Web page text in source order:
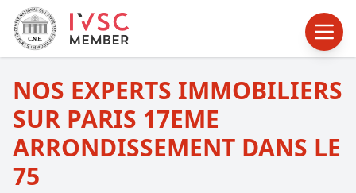
NOS EXPERTS IMMOBILIERS
SUR PARIS 17EME
ARRONDISSEMENT DANS LE
75